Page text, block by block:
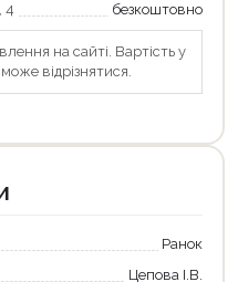
4
безкоштовно
на сайті. Вартість у
відрізнятися.
Ранок
Цепова І.В.